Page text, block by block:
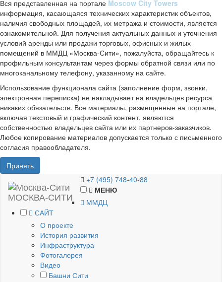
Вся представленная на портале Moscow City Towers
информация, касающаяся технических характеристик объектов,
наличия свободных площадей, их метража и стоимости, является
ознакомительной. Для получения актуальных данных и уточнения
условий аренды или продажи торговых, офисных и жилых
помещений в ММДЦ «Москва-Сити», пожалуйста, обращайтесь к
профильным консультантам через формы обратной связи или по
многоканальному телефону, указанному на сайте.
Использование функционала сайта (заполнение форм, звонки,
электронная переписка) не накладывает на владельцев ресурса
никаких обязательств. Все материалы, размещенные на портале,
включая текстовый и графический контент, являются
собственностью владельцев сайта или их партнеров-заказчиков.
Любое копирование материалов допускается только с письменного
согласия правообладателя.
Принять
МОСКВА-СИТИ
+7 (495) 748-40-88
МЕНЮ
ММДЦ
САЙТ
О проекте
История развития
Инфраструктура
Фотогалерея
Видео
Башни Сити